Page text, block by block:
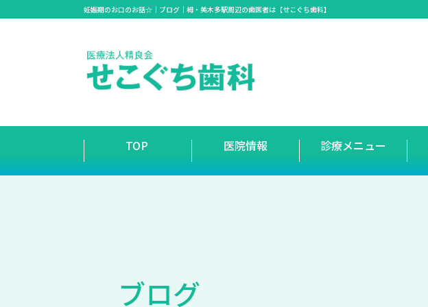
妊娠期のお口のお話☆｜ブログ｜栂・美木多駅周辺の歯医者は【せこぐち歯科】
TOP 医院情報 診療メニュー
ブログ